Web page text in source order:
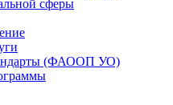
сферы
(ФАООП УО)